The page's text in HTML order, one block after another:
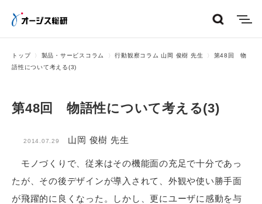
トップ 製品・サービスコラム 行動観察コラム 山岡 俊樹 先生
第48回 物
語性について考える(3)
第48回 物語性について考える(3)
2014.07.29 山岡 俊樹 先生
モノづくりで、従来はその機能面の充足で十分であっ
たが、その後デザインが導入されて、外観や使い勝手面
が飛躍的に良くなった。しかし、更にユーザに感動を与